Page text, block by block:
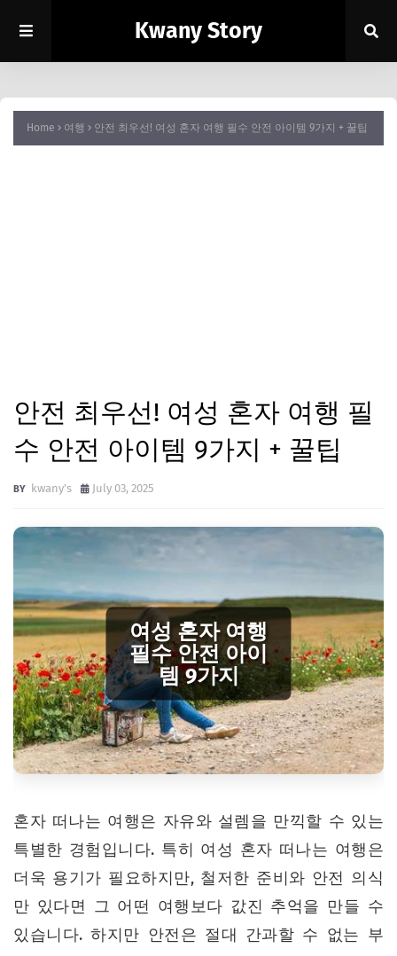
Kwany Story
Home 여행 안전 최우선! 여성 혼자 여행 필수 안전 아이템 9가지 + 꿀팁
안전 최우선! 여성 혼자 여행 필
수 안전 아이템 9가지 + 꿀팁
kwany's July 03, 2025
여성 혼자 여행
필수 안전 아이
템 9가지
혼자 떠나는 여행은 자유와 설렘을 만끽할 수 있는
특별한 경험입니다. 특히 여성 혼자 떠나는 여행은
더욱 용기가 필요하지만, 철저한 준비와 안전 의식
만 있다면 그 어떤 여행보다 값진 추억을 만들 수
있습니다. 하지만 안전은 절대 간과할 수 없는 부